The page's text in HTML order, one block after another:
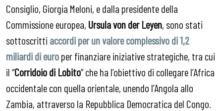
Consiglio, Giorgia Meloni, e dalla presidente della
Commissione europea, Ursula von der Leyen, sono stati
sottoscritti accordi per un valore complessivo di 1,2
miliardi di europer finanziare iniziative strategiche, tra cui
il “Corridoio di Lobito” che ha l’obiettivo di collegare l’Africa
occidentale con quella orientale, unendo l’Angola allo
Zambia, attraverso la Repubblica Democratica del Congo.